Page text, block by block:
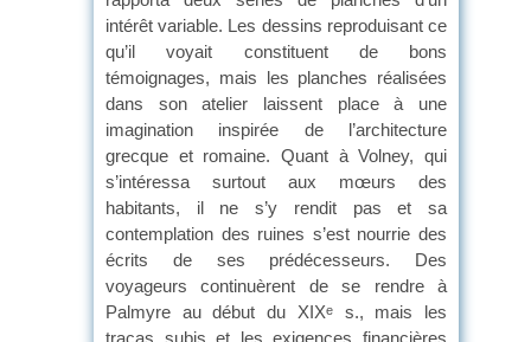
intérêt variable. Les dessins reproduisant ce
qu’il voyait constituent de bons
témoignages, mais les planches réalisées
dans son atelier laissent place à une
imagination inspirée de l’architecture
grecque et romaine. Quant à Volney, qui
s’intéressa surtout aux mœurs des
habitants, il ne s’y rendit pas et sa
contemplation des ruines s’est nourrie des
écrits de ses prédécesseurs. Des
voyageurs continuèrent de se rendre à
Palmyre au début du XIXes., mais les
tracas subis et les exigences financières